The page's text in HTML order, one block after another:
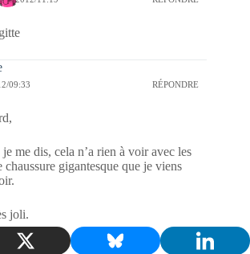
09:33 RÉPONDRE
me dis, cela n’a rien à voir avec les
gigantesque que je viens
joli.